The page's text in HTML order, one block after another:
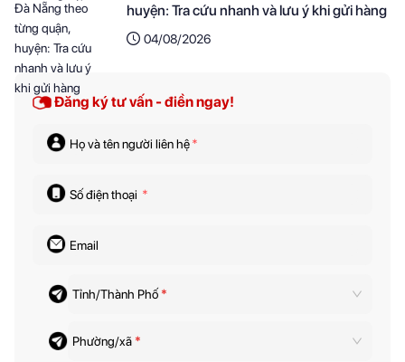
huyện: Tra cứu nhanh và lưu ý khi gửi hàng
04/08/2026
Đăng ký tư vấn - điền ngay!
Họ và tên người liên hệ*
Số điện thoại *
Email
Tỉnh/Thành Phố *
Phường/xã *